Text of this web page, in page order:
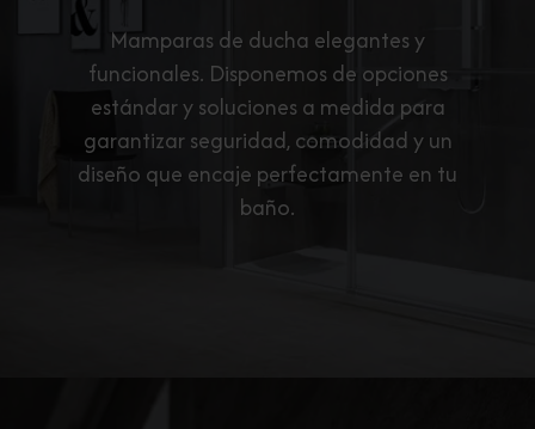
Mamparas de ducha elegantes y
funcionales. Disponemos de opciones
estándar y soluciones a medida para
garantizar seguridad, comodidad y un
diseño que encaje perfectamente en tu
baño.